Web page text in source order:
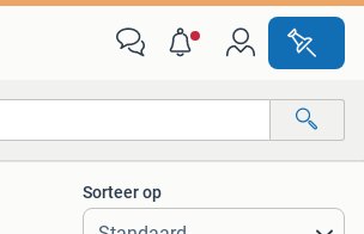
Alle afstanden…
Sorteer op